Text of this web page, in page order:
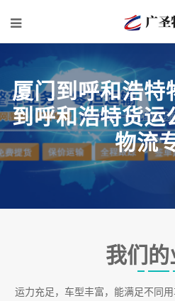
厦门到呼和浩特
到呼和浩特货运
物流
我们的
运力充足，车型丰富，能满足不同